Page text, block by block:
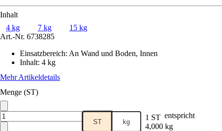
Inhalt
4 kg
7 kg
15 kg
Art.-Nr. 6738285
Einsatzbereich: An Wand und Boden, Innen
Inhalt: 4 kg
Mehr Artikeldetails
Menge (ST)
ST kg 1 ST entspricht
4,000 kg